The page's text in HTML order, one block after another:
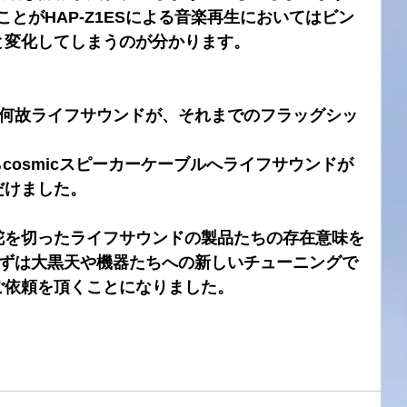
とがHAP-Z1ESによる音楽再生においてはビン
化してしまうのが分かります。
故ライフサウンドが、それまでのフラッグシッ
スピーカーケーブルへライフサウンドが
ました。
切ったライフサウンドの製品たちの存在意味を
は大黒天や機器たちへの新しいチューニングで
頼を頂くことになりました。